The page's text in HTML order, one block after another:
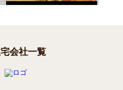
会社一覧